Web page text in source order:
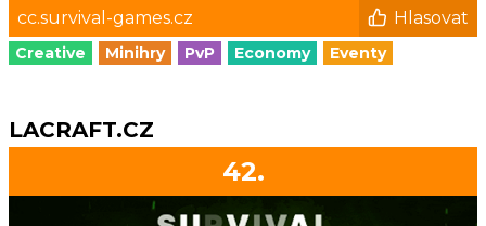
cc.survival-games.cz Hlasovat
Creative Minihry PvP Economy Eventy
LACRAFT.CZ
42.